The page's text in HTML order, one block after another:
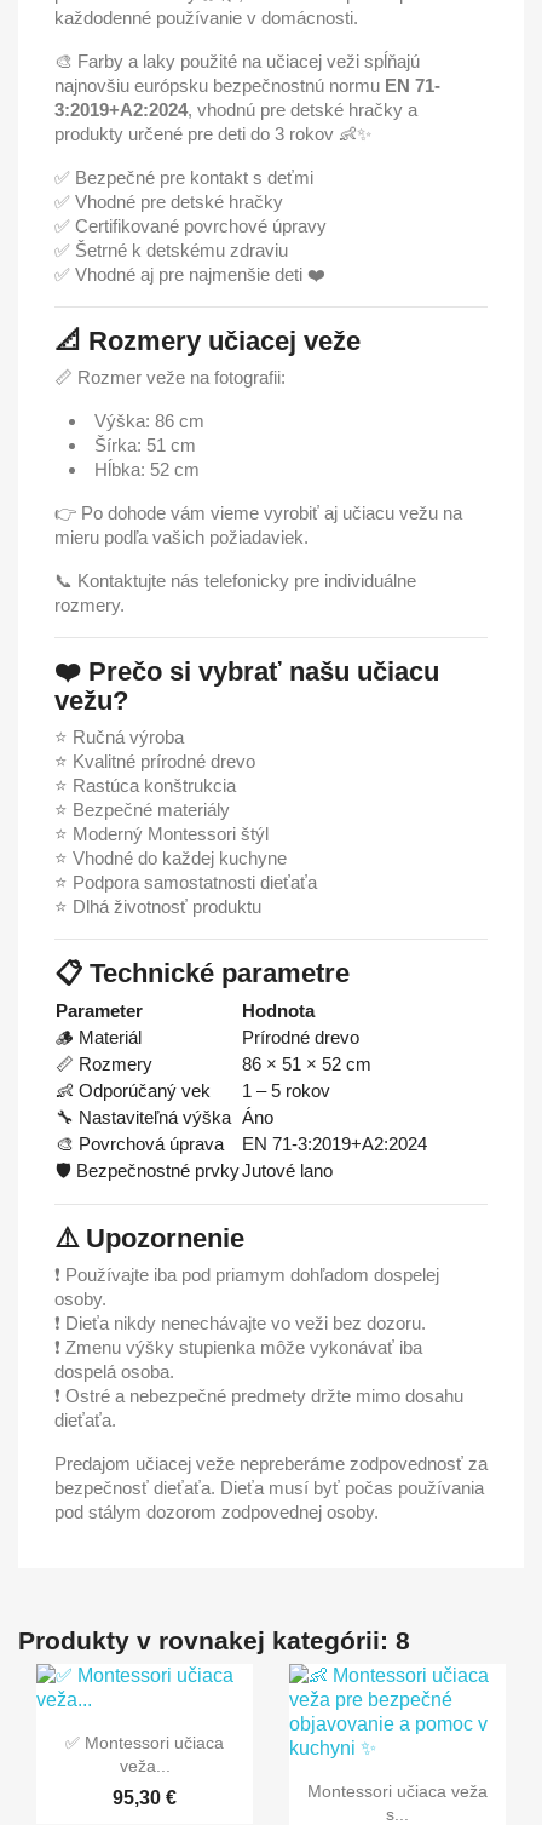
každodenné používanie v domácnosti.
🎨 Farby a laky použité na učiacej veži spĺňajú
najnovšiu európsku bezpečnostnú normu EN 71-
3:2019+A2:2024, vhodnú pre detské hračky a
produkty určené pre deti do 3 rokov 👶✨
✅ Bezpečné pre kontakt s deťmi
✅ Vhodné pre detské hračky
✅ Certifikované povrchové úpravy
✅ Šetrné k detskému zdraviu
✅ Vhodné aj pre najmenšie deti ❤️
📐 Rozmery učiacej veže
📏 Rozmer veže na fotografii:
Výška: 86 cm
Šírka: 51 cm
Hĺbka: 52 cm
👉 Po dohode vám vieme vyrobiť aj učiacu vežu na
mieru podľa vašich požiadaviek.
📞 Kontaktujte nás telefonicky pre individuálne
rozmery.
❤️ Prečo si vybrať našu učiacu
vežu?
⭐ Ručná výroba
⭐ Kvalitné prírodné drevo
⭐ Rastúca konštrukcia
⭐ Bezpečné materiály
⭐ Moderný Montessori štýl
⭐ Vhodné do každej kuchyne
⭐ Podpora samostatnosti dieťaťa
⭐ Dlhá životnosť produktu
📋 Technické parametre
Parameter
Hodnota
🪵 Materiál
Prírodné drevo
📏 Rozmery
86 × 51 × 52 cm
👶 Odporúčaný vek
1 – 5 rokov
🔧 Nastaviteľná výška Áno
🎨 Povrchová úprava
EN 71-3:2019+A2:2024
🛡️ Bezpečnostné prvkyJutové lano
⚠️ Upozornenie
❗ Používajte iba pod priamym dohľadom dospelej
osoby.
❗ Dieťa nikdy nenechávajte vo veži bez dozoru.
❗ Zmenu výšky stupienka môže vykonávať iba
dospelá osoba.
❗ Ostré a nebezpečné predmety držte mimo dosahu
dieťaťa.
Predajom učiacej veže nepreberáme zodpovednosť za
bezpečnosť dieťaťa. Dieťa musí byť počas používania
pod stálym dozorom zodpovednej osoby.
Produkty v rovnakej kategórii: 8
 Rýchly náhľad
✅ Montessori učiaca
veža...
95,30 €  Rýchly náhľad
Montessori učiaca veža
s...